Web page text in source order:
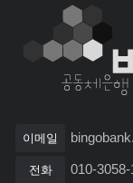
이메일
전화 010-